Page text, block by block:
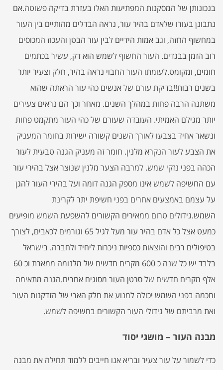
בנכונותן של המסקנות המפתיעות האלו בעזרת בדיקה פשוטה.אם
נתבונן בעורו שלאדם בהיר עור, נראה הבדלים מהותיים בין העור
במחשוף החזה, וגב אמות הידיים לבין עור הבטן והעכוז המכוסים
רוב הזמן בבגדים. העור החשוף לשמש הוא דק, עשיר בכתמים
חומים, ומקומט.לעומתו העור החבוי נראה בהיר, חלק וצעיר יותר
בשנים רבות!!בדיקת עורם של אנשים כהי עור הראתה שהוא
משתנה הרבה פחות במהלך השנים. מאחר וכך הם נראים צעירים
יותר מגילם האמיתי. העובדה שעורם של כהי העור מתקמט פחות
ונשאר אחיד בצבעו לאורך השנים קשורה ישירות בחומר המעניק
את הצבע לעור הנקרא מלנין. חומר זה מעניק הגנה טבעית לעור
הכהה בפני נזקי שמש. למרבה הצער מלנין שנוצר אצל בהירי עור
עם החשיפה לשמש אינו מספק הגנה דומה ועל בהירי העור להגן
על עצמם באמצעים אחרים בפני חשיפת יתר לקרינת
השמש.גידולים טרום ממאירים הקשורים להשפעת השמש מופיעים
כמעט אצל כל אדם בהיר עור מעל לגיל 65 וגורמים לכאבים, לצורך
בטיפולים רבים והוצאות כספיות ניכרות ליחיד ולחברה. בישראל
בלבד יש כל שנה כ 600 מקרים חדשים של מלנומה ממארת וכ 60
אלף מקרים חדשים של סרטן העור מסוגים אחרים.הגנה מתאימה
וחכמה בפני השמש יכולה למנוע את חלק הארי של הזדקנות העור
ואת מרביתם של גידולי העור הקשורים בחשיפה לשמש.
מבנה העור – מושגי יסוד
כדי לשמור על עור צעיר ובריא אנו חייבים ללמוד תחילה את מבנה